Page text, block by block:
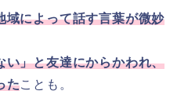
域によって話す言葉が微妙
い」と友達にからかわれ、
たことも。